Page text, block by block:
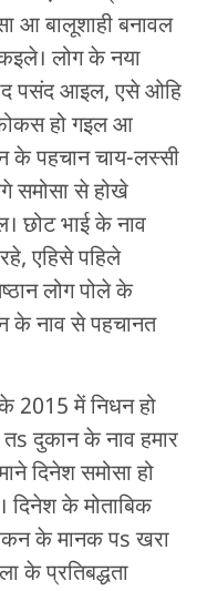
आ बालूशाही बनावल
लोग के नया
पसंद आइल, एसे ओहि
हो गइल आ
के पहचान चाय-लस्सी
समोसा से होखे
छोट भाई के नाव
एहिसे पहिले
लोग पोले के
के नाव से पहचानत
2015 में निधन हो
दुकान के नाव हमार
दिनेश समोसा हो
दिनेश के मोताबिक
के मानक पs खरा
के प्रतिबद्धता